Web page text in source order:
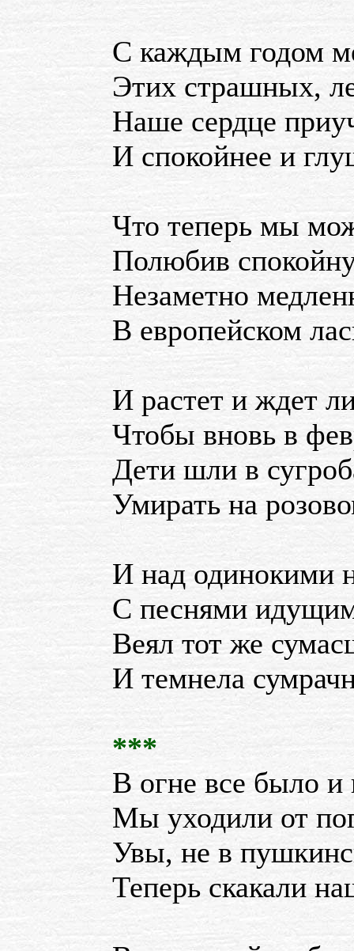
С каждым годом
Этих страшных,
Наше сердце
И спокойнее и
Что теперь мы
Полюбив
Незаметно
В европейском
И растет и ждет
Чтобы вновь в
Дети шли в
Умирать на
И над одинокими
С песнями
Веял тот же
И темнела
***
В огне все было
Мы уходили от
Увы, не в
Теперь скакали